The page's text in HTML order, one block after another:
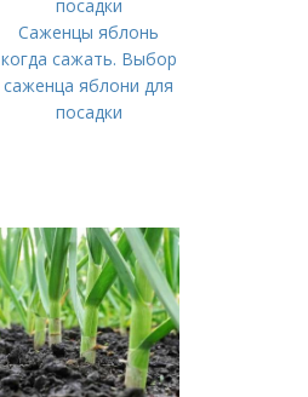
Саженцы яблонь
когда сажать. Выбор
саженца яблони для
посадки